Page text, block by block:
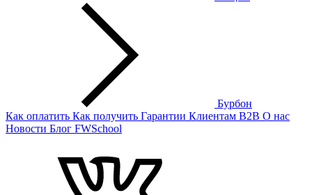
Бурбон
Как оплатить Как получить Гарантии Клиентам B2B О нас
Новости Блог FWSchool